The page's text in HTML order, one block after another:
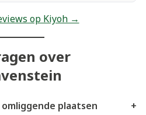
op Kiyoh →
over
plaatsen
+